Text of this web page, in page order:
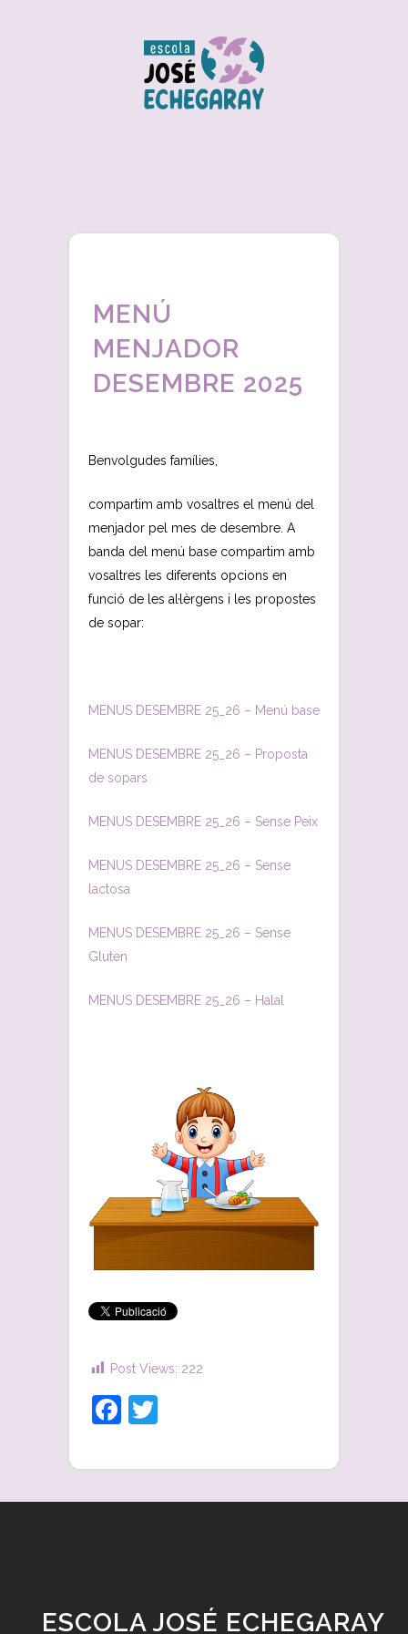
MENÚ
MENJADOR
DESEMBRE 2025
Benvolgudes famílies,
compartim amb vosaltres el menú del
menjador pel mes de desembre. A
banda del menú base compartim amb
vosaltres les diferents opcions en
funció de les al·lèrgens i les propostes
de sopar:
MENUS DESEMBRE 25_26 – Menú base
MENUS DESEMBRE 25_26 – Proposta
de sopars
MENUS DESEMBRE 25_26 – Sense Peix
MENUS DESEMBRE 25_26 – Sense
lactosa
MENUS DESEMBRE 25_26 – Sense
Gluten
MENUS DESEMBRE 25_26 – Halal
Post Views: 222
Facebook
ESCOLA JOSÉ ECHEGARAY